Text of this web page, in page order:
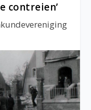
contreien’